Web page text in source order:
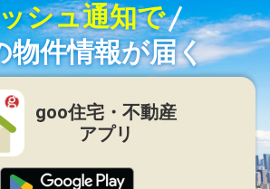
シュ通知で
物件情報が届く
goo住宅・不動産
アプリ